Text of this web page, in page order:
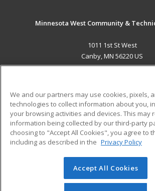
Minnesota West Community &
1011 1st St West
Canby, MN 56220 US
ADDITIONAL RESOURCES
Military
Financial Assistance
Help
Student Blog
© 2026 ed2go, a division of Cengage
reserved. The material on this site cannot
We and our partners may use cookies, pixels,
technologies to collect information about you,
your browsing activities and devices. This may
information being collected by our third-party
choosing to "Accept All Cookies", you agree to
including as described in the Privacy Policy
Accept All Cookies